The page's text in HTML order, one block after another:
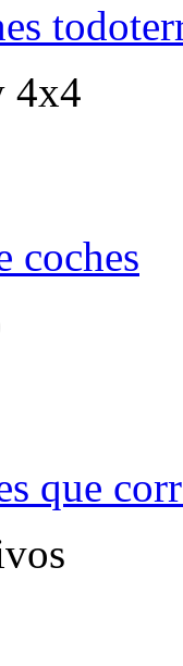
4x4
coches
que